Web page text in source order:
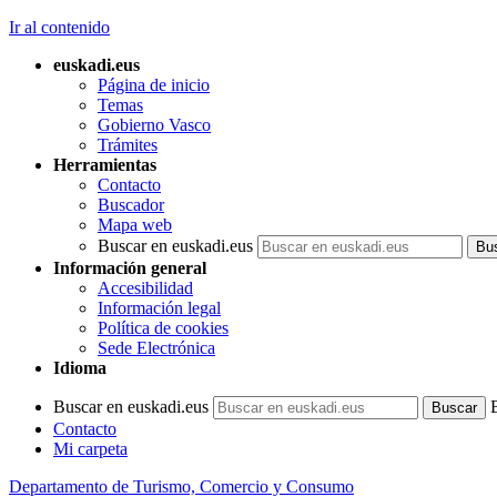
Ir al contenido
euskadi.eus
Página de inicio
Temas
Gobierno Vasco
Trámites
Herramientas
Contacto
Buscador
Mapa web
Buscar en euskadi.eus
Información general
Accesibilidad
Información legal
Política de cookies
Sede Electrónica
Idioma
Buscar en euskadi.eus
Contacto
Mi carpeta
Departamento de Turismo, Comercio y Consumo